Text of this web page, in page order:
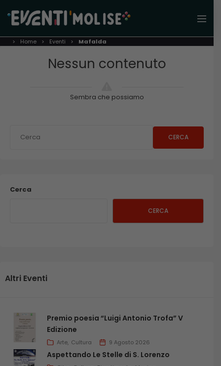
Home Eventi Mafalda
Nessun contenuto
Sembra che possiamo
CERCA
Cerca
CERCA
Altri Eventi
Premio poesia “Luigi Antonio Trofa” V
Edizione
Arte Cultura 9 Agosto 2026
Aspettando Le Stelle di S. Lorenzo